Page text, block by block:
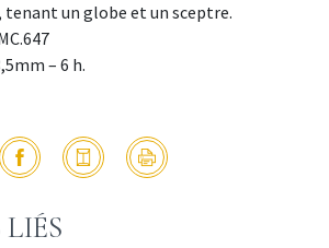
tenant un globe et un sceptre.
– 6 h.